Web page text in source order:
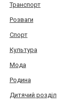
Транспорт
Розваги
Спорт
Культура
Мода
Родина
Дитячий розділ